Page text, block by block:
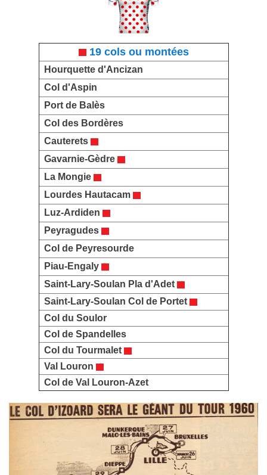
19 cols ou montées
Hourquette d'Ancizan
Col d'Aspin
Port de Balès
Col des Bordères
Cauterets
Gavarnie-Gèdre
La Mongie
Lourdes Hautacam
Luz-Ardiden
Peyragudes
Col de Peyresourde
Piau-Engaly
Saint-Lary-Soulan Pla d'Adet
Saint-Lary-Soulan Col de Portet
Col du Soulor
Col de Spandelles
Col du Tourmalet
Val Louron
Col de Val Louron-Azet